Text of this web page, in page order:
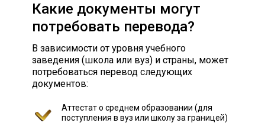
Аттестат о среднем образовании (для
поступления в вуз или школу за границей)
Какие документы могут
потребовать перевода?
В зависимости от уровня учебного
заведения (школа или вуз) и страны, может
потребоваться перевод следующих
документов: